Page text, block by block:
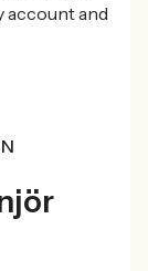
account and